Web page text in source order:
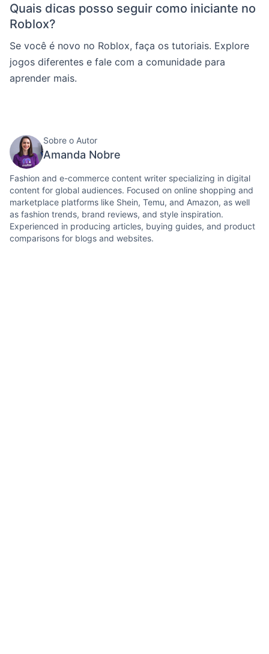
Quais dicas posso seguir como iniciante no
Roblox?
Se você é novo no Roblox, faça os tutoriais. Explore
jogos diferentes e fale com a comunidade para
aprender mais.
Sobre o Autor
Amanda Nobre
Fashion and e-commerce content writer specializing in digital
content for global audiences. Focused on online shopping and
marketplace platforms like Shein, Temu, and Amazon, as well
as fashion trends, brand reviews, and style inspiration.
Experienced in producing articles, buying guides, and product
comparisons for blogs and websites.